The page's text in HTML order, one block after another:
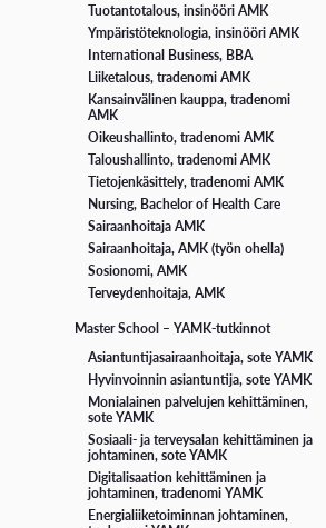
Esteetön opiskelu ja LUKI-kortti
Korkeakoulukuraattori
Tutorit
Opiskelijaurheilijana VAMKissa
Tuotantotalous, insinööri AMK
Ympäristöteknologia, insinööri AMK
International Business, BBA
Liiketalous, tradenomi AMK
Kansainvälinen kauppa, tradenomi
AMK
Oikeushallinto, tradenomi AMK
Taloushallinto, tradenomi AMK
Tietojenkäsittely, tradenomi AMK
Nursing, Bachelor of Health Care
Sairaanhoitaja AMK
Sairaanhoitaja, AMK (työn ohella)
Sosionomi, AMK
Terveydenhoitaja, AMK
Master School – YAMK-tutkinnot
Asiantuntijasairaanhoitaja, sote YAMK
Hyvinvoinnin asiantuntija, sote YAMK
Monialainen palvelujen kehittäminen,
sote YAMK
Sosiaali- ja terveysalan kehittäminen ja
johtaminen, sote YAMK
Digitalisaation kehittäminen ja
johtaminen, tradenomi YAMK
Energialiiketoiminnan johtaminen,